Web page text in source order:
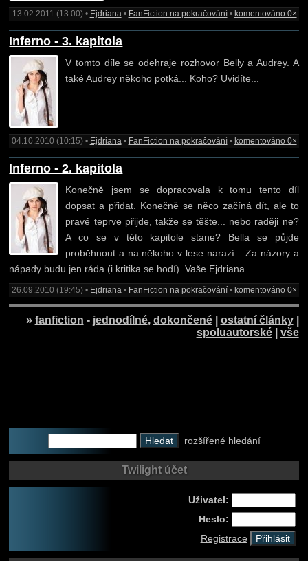
13.02.2011 (13:00) • Ejdriana• FanFiction na pokračování• komentováno 0×
Inferno - 3. kapitola
V tomto díle se odehraje rozhovor Belly a Audrey. A
také Audrey někoho potká... Koho? Uvidíte...
04.10.2010 (10:15) • Ejdriana• FanFiction na pokračování• komentováno 0×
Inferno - 2. kapitola
Konečně jsem se dopracovala k tomu tento díl
dopsat a přidat. Konečně se něco začíná dít, ale to
pravé teprve přijde, takže se těšte... nebo raději ne?
A co se v této kapitole stane? Bella se půjde
proběhnout a na někoho v lese narazí... Za názory a
nápady budu jen ráda (i kritika se hodí). Vaše Ejdriana.
26.09.2010 (19:45) • Ejdriana• FanFiction na pokračování• komentováno 0×
» fanfiction - jednodílné, dokončené| ostatní články|
spoluautorské| vše
rozšířené hledání
Twilight účet
Uživatel:
Heslo:
Registrace